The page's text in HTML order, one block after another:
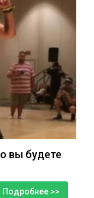
вы будете
Подробнее >>